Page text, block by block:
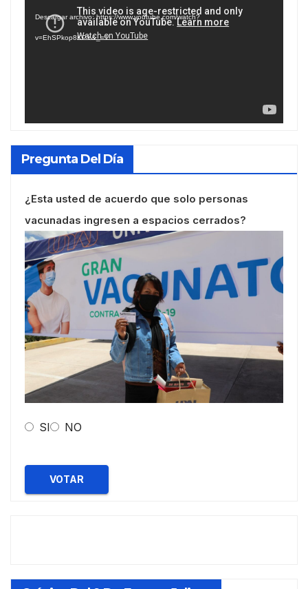
vídeo
Descargar archivo: https://www.youtube.com/watch?
v=EhSPkop8KPY&_=1
Pregunta Del Día
¿Esta usted de acuerdo que solo personas
vacunadas ingresen a espacios cerrados?
SI NO
VOTAR